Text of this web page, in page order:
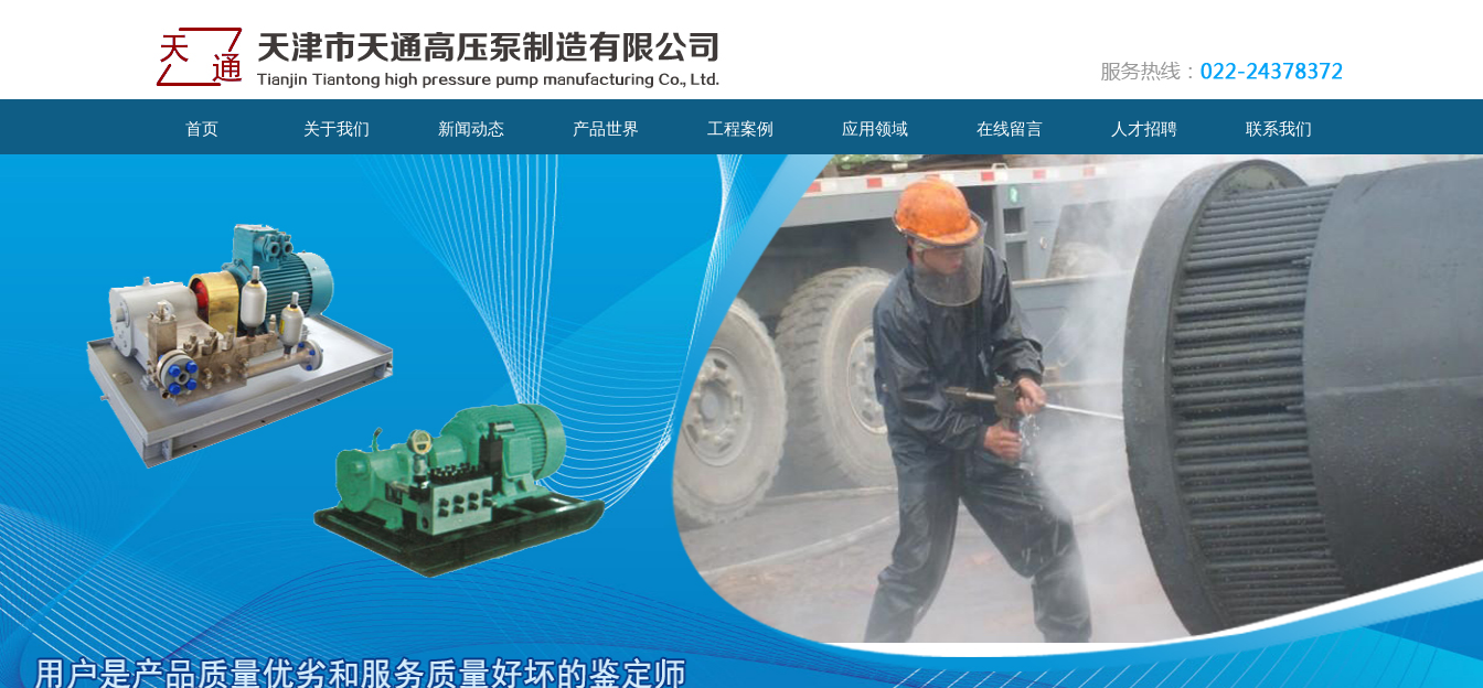
首页 关于我们 新闻动态 产品世界 工程案例 应用领域 在线留言 人才招聘 联系我们